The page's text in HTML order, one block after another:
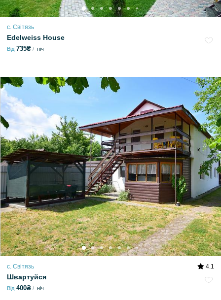
с. Світязь
Edelweiss House
Від 735₴ ніч
с. Світязь 4.1
Швартуйся
Від 400₴ ніч